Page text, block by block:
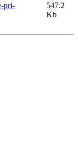
pri-
547.2
Kb